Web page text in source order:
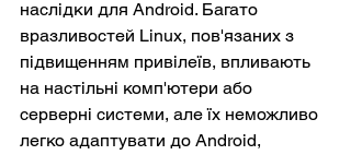
наслідки для Android. Багато
вразливостей Linux, пов'язаних з
підвищенням привілеїв, впливають
на настільні комп'ютери або
серверні системи, але їх неможливо
легко адаптувати до Android,